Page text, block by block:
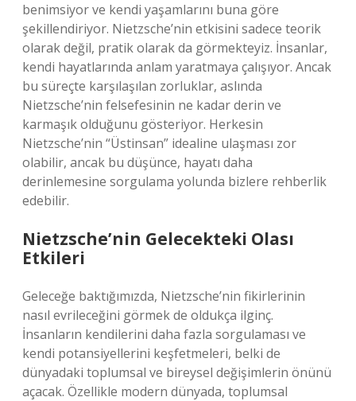
benimsiyor ve kendi yaşamlarını buna göre
şekillendiriyor. Nietzsche’nin etkisini sadece teorik
olarak değil, pratik olarak da görmekteyiz. İnsanlar,
kendi hayatlarında anlam yaratmaya çalışıyor. Ancak
bu süreçte karşılaşılan zorluklar, aslında
Nietzsche’nin felsefesinin ne kadar derin ve
karmaşık olduğunu gösteriyor. Herkesin
Nietzsche’nin “Üstinsan” idealine ulaşması zor
olabilir, ancak bu düşünce, hayatı daha
derinlemesine sorgulama yolunda bizlere rehberlik
edebilir.
Nietzsche’nin Gelecekteki Olası
Etkileri
Geleceğe baktığımızda, Nietzsche’nin fikirlerinin
nasıl evrileceğini görmek de oldukça ilginç.
İnsanların kendilerini daha fazla sorgulaması ve
kendi potansiyellerini keşfetmeleri, belki de
dünyadaki toplumsal ve bireysel değişimlerin önünü
açacak. Özellikle modern dünyada, toplumsal